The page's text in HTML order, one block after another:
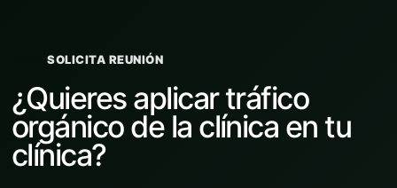
SOLICITA REUNIÓN
¿Quieres aplicar tráfico
orgánico de la clínica en tu
clínica?